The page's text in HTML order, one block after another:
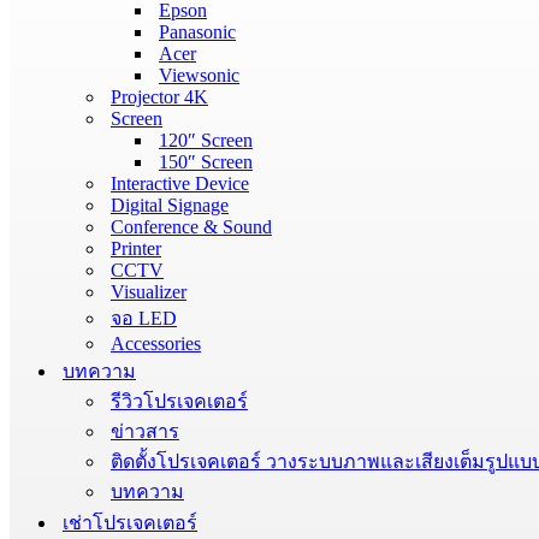
Epson
Panasonic
Acer
Viewsonic
Projector 4K
Screen
120″ Screen
150″ Screen
Interactive Device
Digital Signage
Conference & Sound
Printer
CCTV
Visualizer
จอ LED
Accessories
บทความ
รีวิวโปรเจคเตอร์
ข่าวสาร
ติดตั้งโปรเจคเตอร์ วางระบบภาพและเสียงเต็มรูปแบ
บทความ
เช่าโปรเจคเตอร์